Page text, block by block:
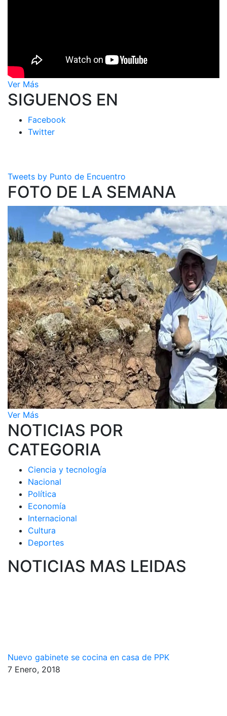
Ver Más
SIGUENOS EN
Facebook
Twitter
Tweets by Punto de Encuentro
FOTO DE LA SEMANA
Ver Más
NOTICIAS POR
CATEGORIA
Ciencia y tecnología
Nacional
Política
Economía
Internacional
Cultura
Deportes
NOTICIAS MAS LEIDAS
Nuevo gabinete se cocina en casa de PPK
7 Enero, 2018